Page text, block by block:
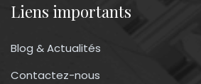
Liens importants
Blog & Actualités
Contactez-nous